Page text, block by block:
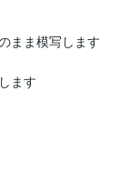
まま模写します
ます